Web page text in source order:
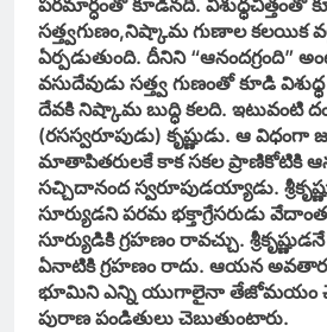
పరమార్ధంతో కూడినది. విశుధ్ధచిత్తంతో
సత్త్వగుణం,నిష్కామ గుణాల కలయిక
ఏర్పడుతుంది. దీనిని “ఆనందగ్రంది”
వసుదేవుడు సత్త్వ గుణంతో కూడి
దేవకి నిష్కామ బుద్ధి కలది. ఇటువంటి
(రసస్వరూపుడు) కృష్ణుడు. ఆ విధంగా
మాతాపితరులకే కాక సకల ప్రాణికోటికి
సచ్చిదానంద స్వరూపుడయ్యాడు.
సూర్యుడని పరమ భక్తాగ్రేసరుడు
సూర్యుడికి గ్రహణం రావచ్చు.
ఏనాటికి గ్రహణం రాదు. ఆయన
భూమిని ఎన్ని యుగాలైనా తేజోమయం
పురాణ పండితులు చెబుతుంటారు.